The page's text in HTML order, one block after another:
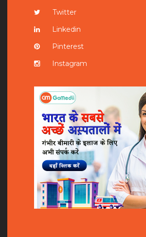
Twitter
Linkedin
Pinterest
Instagram